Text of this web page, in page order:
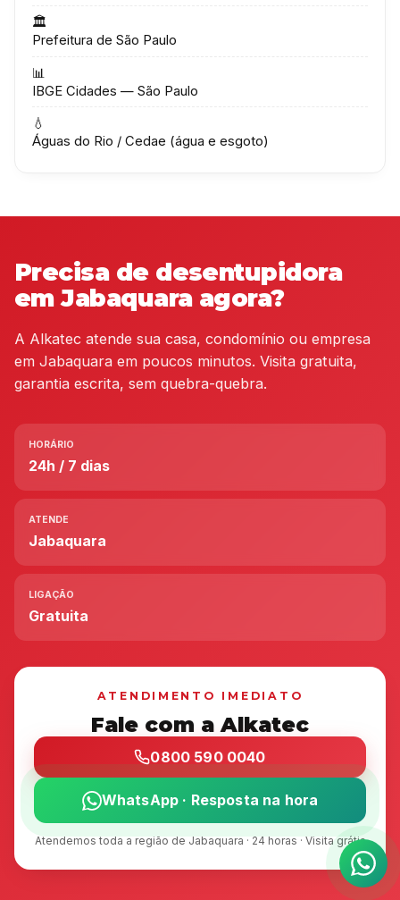
🏛️
Prefeitura de São Paulo
📊
IBGE Cidades — São Paulo
💧
Águas do Rio / Cedae (água e esgoto)
Precisa de desentupidora
em Jabaquara agora?
A Alkatec atende sua casa, condomínio ou empresa
em Jabaquara em poucos minutos. Visita gratuita,
garantia escrita, sem quebra-quebra.
HORÁRIO
24h / 7 dias
ATENDE
Jabaquara
LIGAÇÃO
Gratuita
ATENDIMENTO IMEDIATO
Fale com a Alkatec
0800 590 0040
WhatsApp · Resposta na hora
Atendemos toda a região de Jabaquara · 24 horas · Visita grátis